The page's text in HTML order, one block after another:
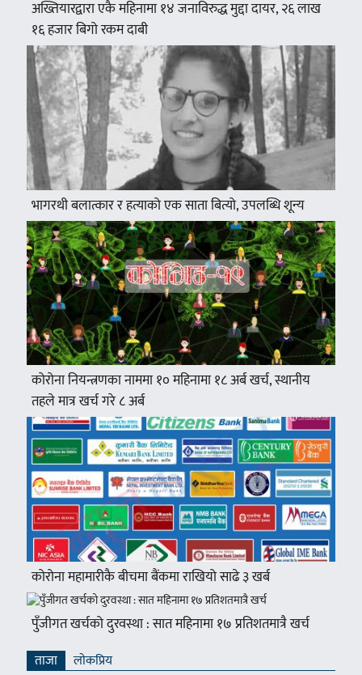
अख्तियारद्वारा एकै महिनामा १४ जनाविरुद्ध मुद्दा दायर, २६ लाख
१६ हजार बिगो रकम दाबी
भागरथी बलात्कार र हत्याको एक साता बित्यो, उपलब्धि शून्य
कोरोना नियन्त्रणका नाममा १० महिनामा १८ अर्ब खर्च, स्थानीय
तहले मात्र खर्च गरे ८ अर्ब
कोरोना महामारीकै बीचमा बैंकमा राखियो साढे ३ खर्ब
पुँजीगत खर्चको दुरवस्था : सात महिनामा १७ प्रतिशतमात्रै खर्च
ताजा लाेकप्रिय